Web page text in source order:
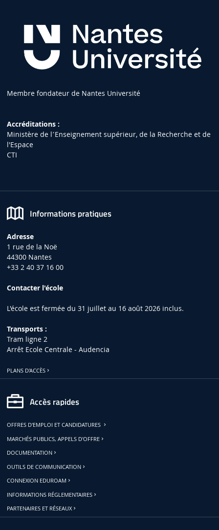
Membre fondateur de Nantes Université
Accréditations :
Ministère de lʼEnseignement supérieur, de la Recherche et de
l'Espace
CTI
Informations pratiques
Adresse
1 rue de la Noë
44300 Nantes
+33 2 40 37 16 00
Contacter l'école
L'école est fermée du 31 juillet au 16 août 2026 inclus.
Transports :
Tram ligne 2
Arrêt Ecole Centrale - Audencia
PLANS D'ACCÈS
Accès rapides
OFFRES D'EMPLOI ET CANDIDATURES
MARCHÉS PUBLICS, APPELS D'OFFRE
DOCUMENTATION
OUTILS DE COMMUNICATION
CONNEXION EDUROAM
INFORMATIONS RÉGLEMENTAIRES
PARTENAIRES ET RÉSEAUX